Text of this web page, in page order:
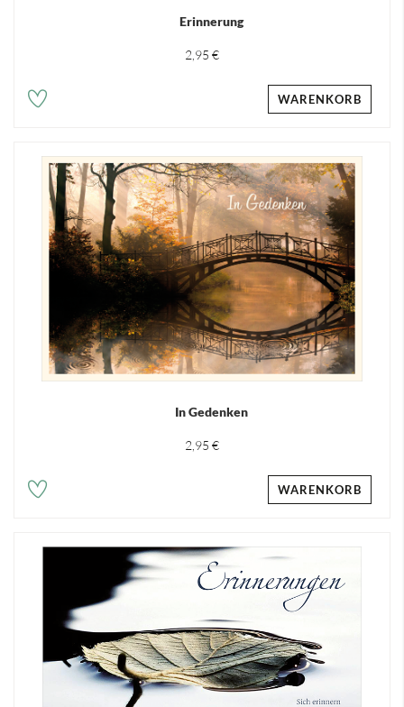
Erinnerung
2,95 €
WARENKORB
In Gedenken
2,95 €
WARENKORB